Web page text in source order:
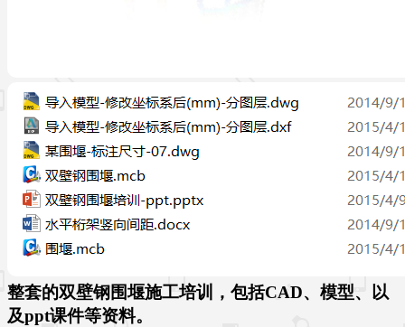
整套的双壁钢围堰施工培训，包括CAD、模型、以
及ppt课件等资料。